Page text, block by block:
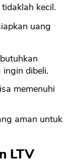
kecil.
uang
dibeli.
memenuhi
aman untuk
LTV